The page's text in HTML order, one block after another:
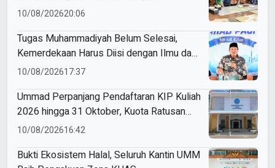
10/08/202620:06
Tugas Muhammadiyah Belum Selesai,
Kemerdekaan Harus Diisi dengan Ilmu dan
Amal
10/08/202617:37
Ummad Perpanjang Pendaftaran KIP Kuliah
2026 hingga 31 Oktober, Kuota Ratusan
Menanti
10/08/202616:42
Bukti Ekosistem Halal, Seluruh Kantin UMM